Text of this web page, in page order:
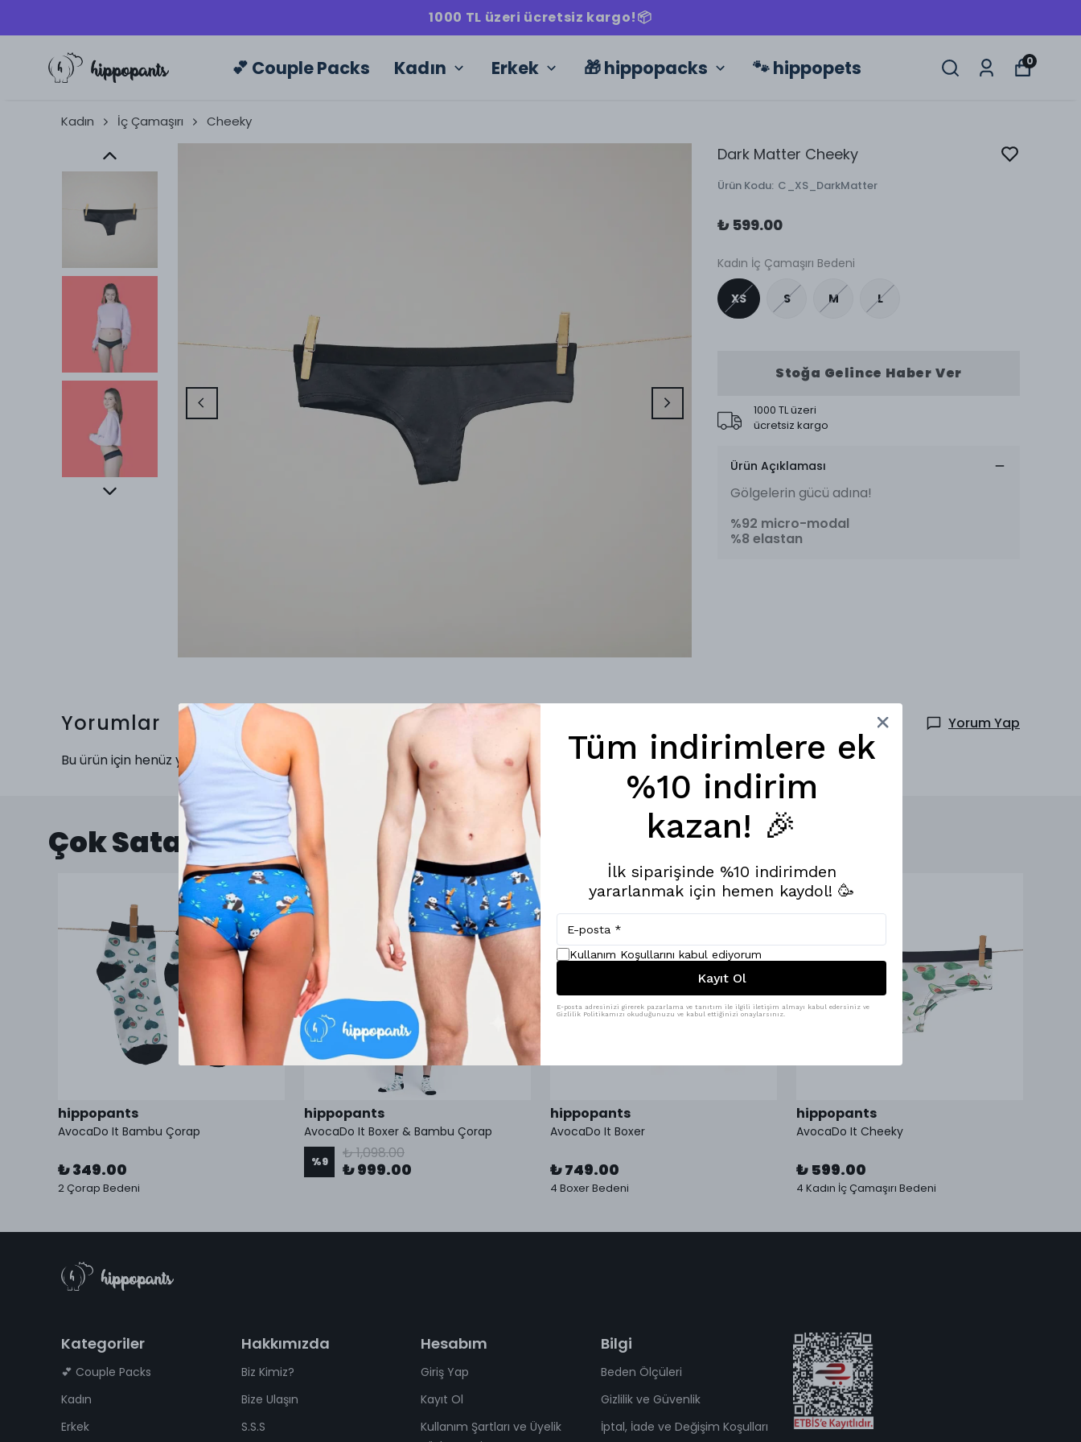
1000 TL üzeri ücretsiz kargo!📦
💕 Couple Packs Kadın Erkek 🎁 hippopacks 🐾 hippopets 0
Kadın İç Çamaşırı Cheeky
Dark Matter Cheeky
Ürün Kodu: C_XS_DarkMatter
₺ 599.00
Kadın İç Çamaşırı Bedeni
XS S M L
Stoğa Gelince Haber Ver
1000 TL üzeri
ücretsiz kargo
Ürün Açıklaması
Gölgelerin gücü adına!
%92 micro-modal
%8 elastan
Yorumlar
Yorum Yap
Bu ürün için henüz yorum yapılmamış.
Çok Satanlar
hippopants
AvocaDo It Bambu Çorap
₺ 349.00
2 Çorap Bedeni
hippopants
AvocaDo It Boxer & Bambu Çorap
%9 ₺ 1,098.00
₺ 999.00
hippopants
AvocaDo It Boxer
₺ 749.00
4 Boxer Bedeni
hippopants
AvocaDo It Cheeky
₺ 599.00
4 Kadın İç Çamaşırı Bedeni
Kategoriler
💕 Couple Packs
Kadın
Erkek
Hakkımızda
Biz Kimiz?
Bize Ulaşın
S.S.S
Hesabım
Giriş Yap
Kayıt Ol
Kullanım Şartları ve Üyelik
Bilgi
Beden Ölçüleri
Gizlilik ve Güvenlik
İptal, İade ve Değişim Koşulları
Tüm indirimlere ek
%10 indirim
kazan! 🎉
İlk siparişinde %10 indirimden
yararlanmak için hemen kaydol! 🥳
Kullanım Koşullarını kabul ediyorum
Kayıt Ol
E-posta adresinizi girerek pazarlama ve tanıtım ile ilgili iletişim almayı kabul edersiniz ve
Gizlilik Politikamızı okuduğunuzu ve kabul ettiğinizi onaylarsınız.